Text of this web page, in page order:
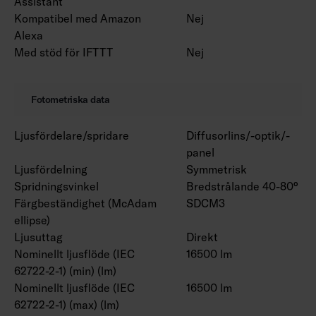
Kompatibel med Amazon
Alexa
Nej
Med stöd för IFTTT Nej
Fotometriska data
Ljusfördelare/spridare
Diffusorlins/-optik/-
panel
Ljusfördelning
Symmetrisk
Spridningsvinkel
Bredstrålande 40-80°
Färgbeständighet (McAdam
ellipse)
SDCM3
Ljusuttag
Direkt
Nominellt ljusflöde (IEC
62722-2-1) (min) (lm)
16500 lm
Nominellt ljusflöde (IEC
62722-2-1) (max) (lm)
16500 lm